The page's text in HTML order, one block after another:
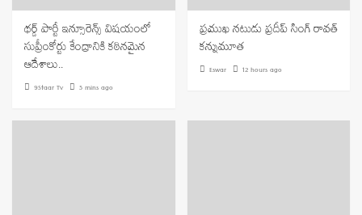
థర్డ్ పార్టీ ఇన్సూరెన్స్ విషయంలో
సుప్రీంకోర్టు కేంద్రానికి కఠినమైన
ఆదేశాలు..
9Staar Tv 5 mins ago
ప్రముఖ నటుడు ప్రదీప్ సింగ్ రావత్
కన్నుమూత
Eswar 12 hours ago